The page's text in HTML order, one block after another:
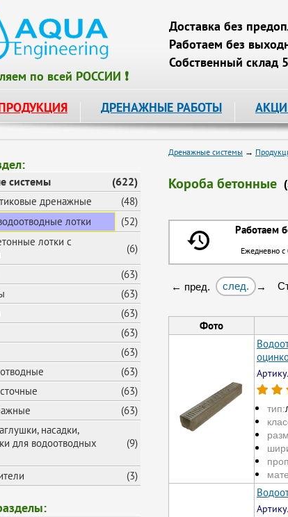
по всей РОССИИ ❗
Доставка без
Работаем без
Собственный склад
ДРЕНАЖНЫЕ РАБОТЫ
системы (622)
дренажные
(48)
лотки
(52)
лотки с
(6)
(63)
(63)
(63)
(63)
(63)
(63)
(63)
(63)
насадки,
для водоотводных
(9)
(3)
Дренажные системы →
Короба бетонные
Работаем
Ежедневно
← пред. след. →
Фото
тип: